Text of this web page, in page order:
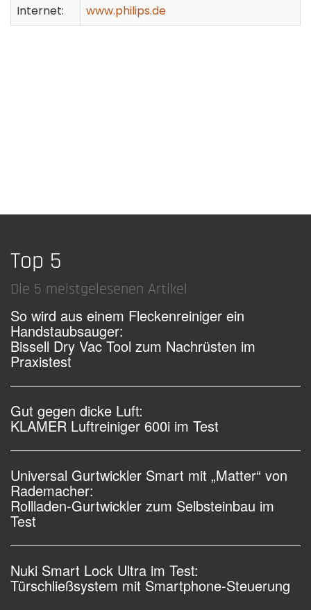
Internet:
www.philips.de
Top 5
Die 5 meistgelesenen Artikel
So wird aus einem Fleckenreiniger ein
Handstaubsauger:
Bissell Dry Vac Tool zum Nachrüsten im
Praxistest
Gut gegen dicke Luft:
KLAMER Luftreiniger 600i im Test
Universal Gurtwickler Smart mit „Matter“ von
Rademacher:
Rollladen-Gurtwickler zum Selbsteinbau im
Test
Nuki Smart Lock Ultra im Test:
Türschließsystem mit Smartphone-Steuerung